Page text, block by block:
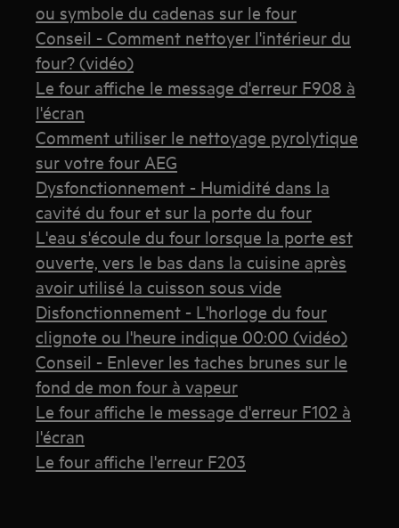
ou symbole du cadenas sur le four
Conseil - Comment nettoyer l'intérieur du
four? (vidéo)
Le four affiche le message d'erreur F908 à
l'écran
Comment utiliser le nettoyage pyrolytique
sur votre four AEG
Dysfonctionnement - Humidité dans la
cavité du four et sur la porte du four
L'eau s'écoule du four lorsque la porte est
ouverte, vers le bas dans la cuisine après
avoir utilisé la cuisson sous vide
Disfonctionnement - L'horloge du four
clignote ou l'heure indique 00:00 (vidéo)
Conseil - Enlever les taches brunes sur le
fond de mon four à vapeur
Le four affiche le message d'erreur F102 à
l'écran
Le four affiche l'erreur F203